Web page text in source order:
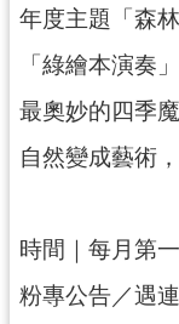
研
究
學
習
資
認
識
木
年度主題「森
「綠繪本演奏
最奧妙的四季
自然變成藝術
時間｜每月第
粉專公告／遇連